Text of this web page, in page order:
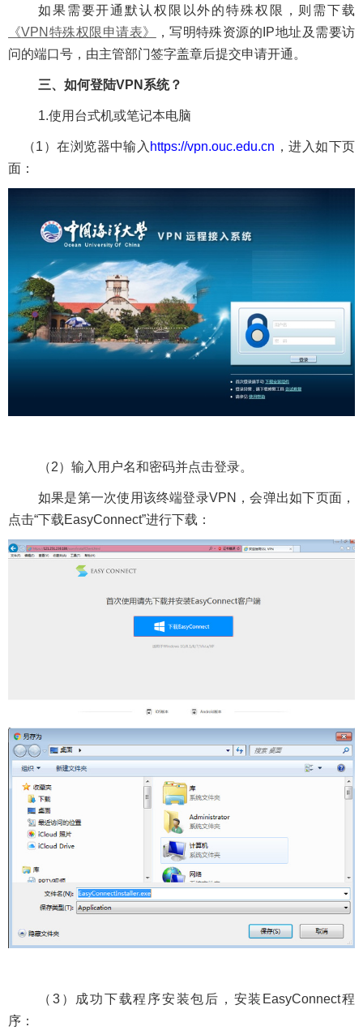
如果需要开通默认权限以外的特殊权限，则需下载
《VPN 特殊权限申请表》 ，写明特殊资源的 IP地址及需要访
问的端口号，由主管部门签字盖章后提交申请开通。
三、如何登陆VPN 系统？
1.使用台式机或笔记本电脑
（1 ）在浏览器中输入 https://vpn.ouc.edu.cn ，进入如下页
面：
（2）输入用户名和密码并点击登录。
如果是第一次使用该终端登录VPN ，会弹出如下页面，
点击“下载EasyConnect”进行下载：
（3） 成功下载程序安装包后，安装 EasyConnect程
序：